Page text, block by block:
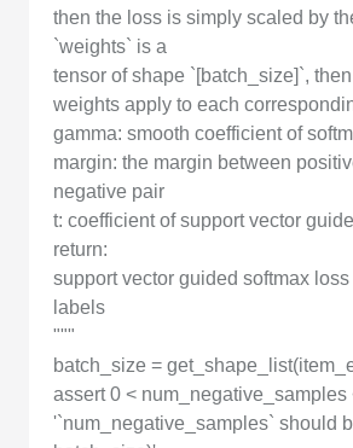
then the loss is simply scaled by
`weights` is a
tensor of shape `[batch_size]`,
weights apply to each
gamma: smooth coefficient of
margin: the margin between
negative pair
t: coefficient of support vector
return:
support vector guided softmax
labels
"""
batch_size =
assert 0 < num_negative_samples
'`num_negative_samples` should